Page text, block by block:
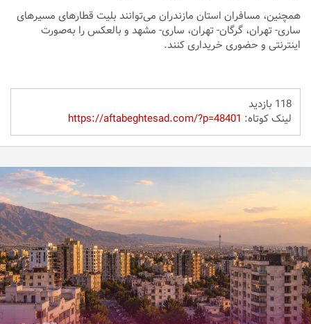
همچنین، مسافران استان مازندران می‌توانند بلیت قطارهای مسیرهای
ساری- تهران، گرگان- تهران، ساری- مشهد و بالعکس را به‌صورت
اینترنتی و حضوری خریداری کنند.
118 بازدید
لینک کوتاه:https://aftabeghtesad.com/?p=48401